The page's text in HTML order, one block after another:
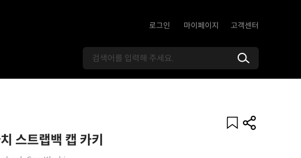
로그인 마이페이지 고객센터
스트랩백 캡 카키